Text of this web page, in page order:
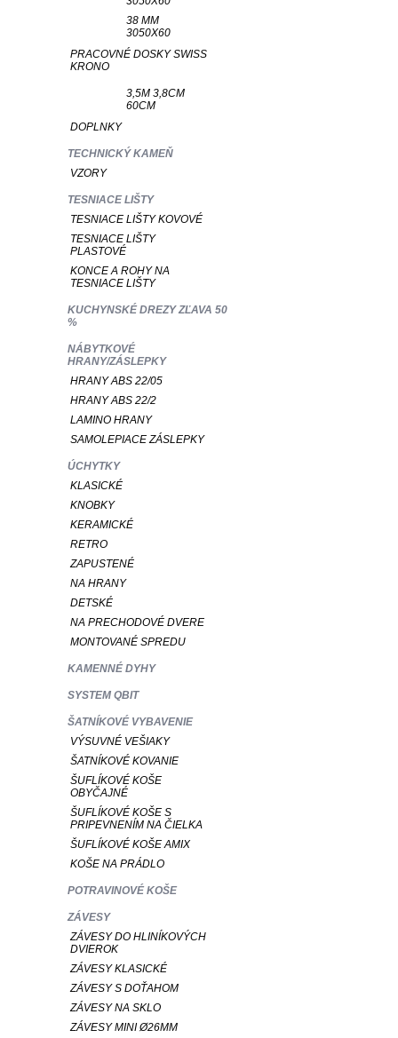
38 MM
3050X60
PRACOVNÉ DOSKY SWISS
KRONO
3,5M 3,8CM
60CM
DOPLNKY
TECHNICKÝ KAMEŇ
VZORY
TESNIACE LIŠTY
TESNIACE LIŠTY KOVOVÉ
TESNIACE LIŠTY
PLASTOVÉ
KONCE A ROHY NA
TESNIACE LIŠTY
KUCHYNSKÉ DREZY ZĽAVA 50
%
NÁBYTKOVÉ
HRANY/ZÁSLEPKY
HRANY ABS 22/05
HRANY ABS 22/2
LAMINO HRANY
SAMOLEPIACE ZÁSLEPKY
ÚCHYTKY
KLASICKÉ
KNOBKY
KERAMICKÉ
RETRO
ZAPUSTENÉ
NA HRANY
DETSKÉ
NA PRECHODOVÉ DVERE
MONTOVANÉ SPREDU
KAMENNÉ DYHY
SYSTEM QBIT
ŠATNÍKOVÉ VYBAVENIE
VÝSUVNÉ VEŠIAKY
ŠATNÍKOVÉ KOVANIE
ŠUFLÍKOVÉ KOŠE
OBYČAJNÉ
ŠUFLÍKOVÉ KOŠE S
PRIPEVNENÍM NA ČIELKA
ŠUFLÍKOVÉ KOŠE AMIX
KOŠE NA PRÁDLO
POTRAVINOVÉ KOŠE
ZÁVESY
ZÁVESY DO HLINÍKOVÝCH
DVIEROK
ZÁVESY KLASICKÉ
ZÁVESY S DOŤAHOM
ZÁVESY NA SKLO
ZÁVESY MINI Ø26MM